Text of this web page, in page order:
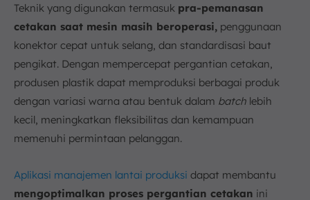
Teknik yang digunakan termasuk pra-pemanasan
cetakan saat mesin masih beroperasi, penggunaan
konektor cepat untuk selang, dan standardisasi baut
pengikat. Dengan mempercepat pergantian cetakan,
produsen plastik dapat memproduksi berbagai produk
dengan variasi warna atau bentuk dalam batch lebih
kecil, meningkatkan fleksibilitas dan kemampuan
memenuhi permintaan pelanggan.
Aplikasi manajemen lantai produksi dapat membantu
mengoptimalkan proses pergantian cetakan ini